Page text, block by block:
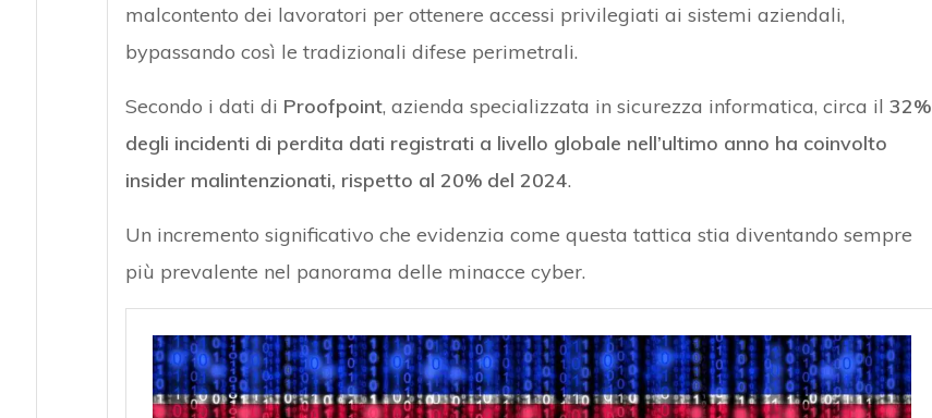
malcontento dei lavoratori per ottenere accessi privilegiati ai sistemi aziendali,
bypassando così le tradizionali difese perimetrali.
Secondo i dati di Proofpoint, azienda specializzata in sicurezza informatica, circa il 32%
degli incidenti di perdita dati registrati a livello globale nell’ultimo anno ha coinvolto
insider malintenzionati, rispetto al 20% del 2024.
Un incremento significativo che evidenzia come questa tattica stia diventando sempre
più prevalente nel panorama delle minacce cyber.